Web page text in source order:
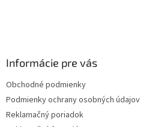
Informácie pre vás
Obchodné podmienky
Podmienky ochrany osobných údajov
Reklamačný poriadok